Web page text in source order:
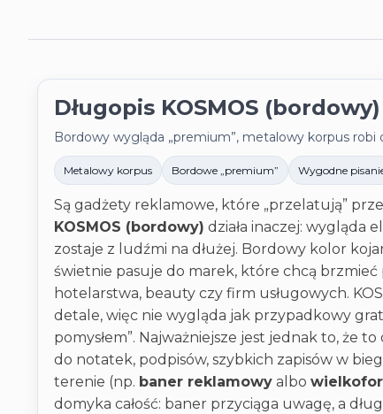
Długopis KOSMOS
Bordowy wygląda „premium”, metalowy korpus robi
Metalowy korpus Bordowe „premium” Wygodne
Są gadżety reklamowe, które „przelatują”
KOSMOS (bordowy) działa inaczej: wygląda
zostaje z ludźmi na dłużej. Bordowy kolor
świetnie pasuje do marek, które chcą brzmieć
hotelarstwa, beauty czy firm usługowych.
detale, więc nie wygląda jak przypadkowy
pomysłem”. Najważniejsze jest jednak to, że
do notatek, podpisów, szybkich zapisów w
terenie (np. baner reklamowy albo
domyka całość: baner przyciąga uwagę, a